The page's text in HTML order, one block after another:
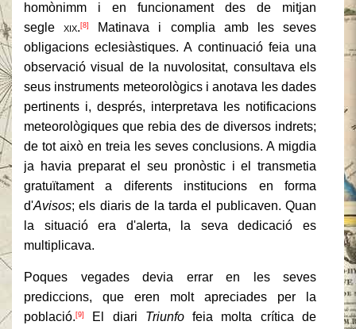
homònimm i en funcionament des de mitjan
seglexix.[8]
Matinava i complia amb les seves
obligacions eclesiàstiques. A continuació feia una
observació visual de la nuvolositat, consultava els
seus instruments meteorològics i anotava les dades
pertinents i, després, interpretava les notificacions
meteorològiques que rebia des de diversos indrets;
de tot això en treia les seves conclusions. A migdia
ja havia preparat el seu pronòstic i el transmetia
gratuïtament a diferents institucions en forma
d'Avisos; els diaris de la tarda el publicaven. Quan
la situació era d'alerta, la seva dedicació es
multiplicava.
Poques vegades devia errar en les seves
prediccions, que eren molt apreciades per la
població. [9] El diari Triunfofeia molta crítica de